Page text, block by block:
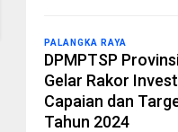
PALANGKA RAYA
DPMPTSP
Gelar Rakor
Capaian dan
Tahun 2024